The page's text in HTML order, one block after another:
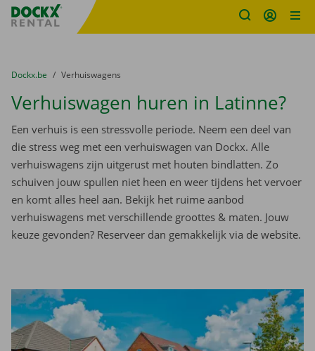
Fratello DEMO
U bevindt zich hier:
van
Dockx.be naar
Verhuiswagens
Verhuiswagen huren in Latinne?
Een verhuis is een stressvolle periode. Neem een deel van
die stress weg met een verhuiswagen van Dockx. Alle
verhuiswagens zijn uitgerust met houten bindlatten. Zo
schuiven jouw spullen niet heen en weer tijdens het vervoer
en komt alles heel aan. Bekijk het ruime aanbod
verhuiswagens met verschillende groottes & maten. Jouw
keuze gevonden? Reserveer dan gemakkelijk via de website.